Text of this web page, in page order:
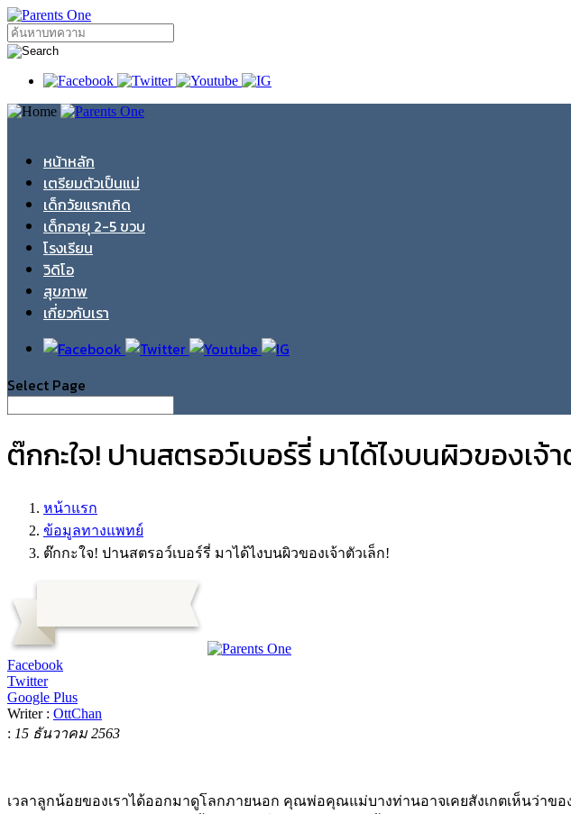
หน้าหลัก
เตรียมตัวเป็นแม่
เด็กวัยแรกเกิด
เด็กอายุ 2-5 ขวบ
โรงเรียน
วิดิโอ
สุขภาพ
เกี่ยวกับเรา
Select Page
ต๊กกะใจ! ปานสตรอว์เบอร์รี่ มาได้ไงบนผิวของเจ้
หน้าแรก
ข้อมูลทางแพทย์
ต๊กกะใจ! ปานสตรอว์เบอร์รี่ มาได้ไงบนผิวของเจ้าตัวเล็ก!
Facebook
Twitter
Google Plus
Writer : OttChan
: 15 ธันวาคม 2563
เวลาลูกน้อยของเราได้ออกมาดูโลกภายนอก คุณพ่อคุณแม่บางท่านอาจเคยสังเกตเห็นว่าข